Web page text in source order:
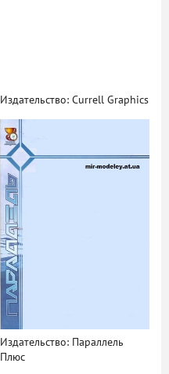
Издательство: Currell Graphics
Издательство: Параллель
Плюс